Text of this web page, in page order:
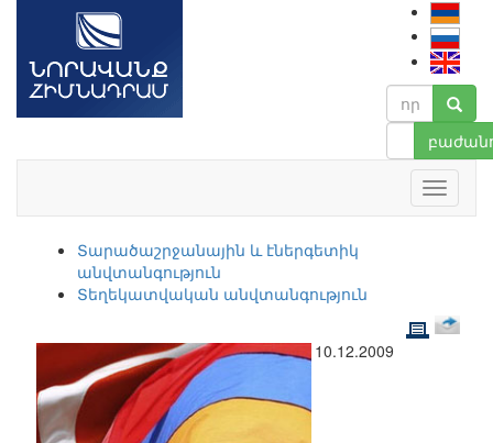
Տարածաշրջանային և էներգետիկ
անվտանգություն
Տեղեկատվական անվտանգություն
10.12.2009